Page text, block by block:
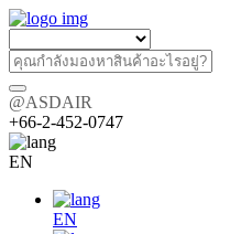
@ASDAIR
+66-2-452-0747
EN
EN